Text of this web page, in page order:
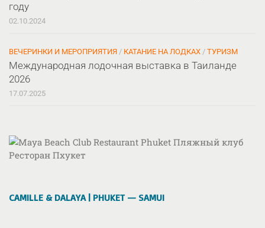
году
02.10.2024
ВЕЧЕРИНКИ И МЕРОПРИЯТИЯ / КАТАНИЕ НА ЛОДКАХ / ТУРИЗМ
Международная лодочная выставка в Таиланде
2026
17.07.2025
CAMILLE & DALAYA | PHUKET — SAMUI